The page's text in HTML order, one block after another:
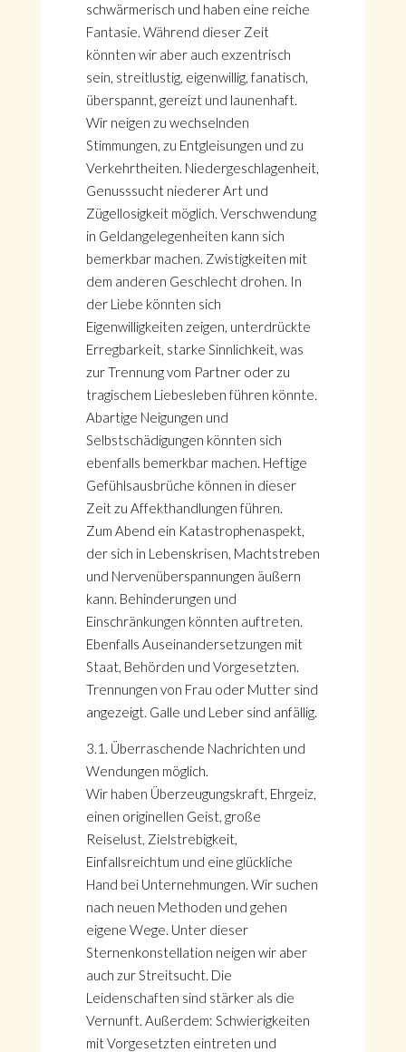
schwärmerisch und haben eine reiche
Fantasie. Während dieser Zeit
könnten wir aber auch exzentrisch
sein, streitlustig, eigenwillig, fanatisch,
überspannt, gereizt und launenhaft.
Wir neigen zu wechselnden
Stimmungen, zu Entgleisungen und zu
Verkehrtheiten. Niedergeschlagenheit,
Genusssucht niederer Art und
Zügellosigkeit möglich. Verschwendung
in Geldangelegenheiten kann sich
bemerkbar machen. Zwistigkeiten mit
dem anderen Geschlecht drohen. In
der Liebe könnten sich
Eigenwilligkeiten zeigen, unterdrückte
Erregbarkeit, starke Sinnlichkeit, was
zur Trennung vom Partner oder zu
tragischem Liebesleben führen könnte.
Abartige Neigungen und
Selbstschädigungen könnten sich
ebenfalls bemerkbar machen. Heftige
Gefühlsausbrüche können in dieser
Zeit zu Affekthandlungen führen.
Zum Abend ein Katastrophenaspekt,
der sich in Lebenskrisen, Machtstreben
und Nervenüberspannungen äußern
kann. Behinderungen und
Einschränkungen könnten auftreten.
Ebenfalls Auseinandersetzungen mit
Staat, Behörden und Vorgesetzten.
Trennungen von Frau oder Mutter sind
angezeigt. Galle und Leber sind anfällig.
3.1. Überraschende Nachrichten und
Wendungen möglich.
Wir haben Überzeugungskraft, Ehrgeiz,
einen originellen Geist, große
Reiselust, Zielstrebigkeit,
Einfallsreichtum und eine glückliche
Hand bei Unternehmungen. Wir suchen
nach neuen Methoden und gehen
eigene Wege. Unter dieser
Sternenkonstellation neigen wir aber
auch zur Streitsucht. Die
Leidenschaften sind stärker als die
Vernunft. Außerdem: Schwierigkeiten
mit Vorgesetzten eintreten und